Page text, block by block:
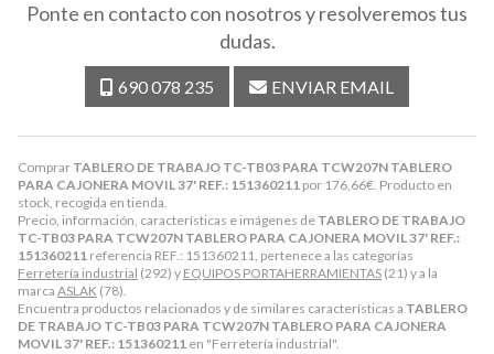
Comprar TABLERO DE TRABAJO TC-TB03 PARA TCW207N TABLERO
PARA CAJONERA MOVIL 37' REF.: 151360211 por 176,66€. Producto en
stock, recogida en tienda.
Precio, información, características e imágenes de TABLERO DE TRABAJO
TC-TB03 PARA TCW207N TABLERO PARA CAJONERA MOVIL 37' REF.:
151360211 referencia REF.: 151360211, pertenece a las categorías
Ferretería industrial (292) y EQUIPOS PORTAHERRAMIENTAS (21) y a la
marca ASLAK (78).
Encuentra productos relacionados y de similares características a TABLERO
DE TRABAJO TC-TB03 PARA TCW207N TABLERO PARA CAJONERA
MOVIL 37' REF.: 151360211 en "Ferretería industrial".
Ponte en contacto con nosotros y resolveremos tus
dudas.
690 078 235 ENVIAR EMAIL